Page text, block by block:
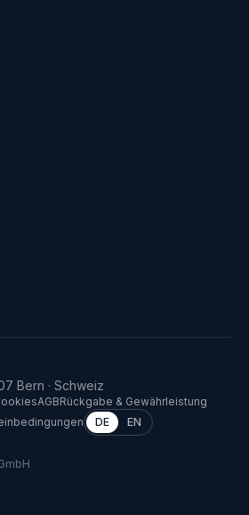
Bern · Schweiz
AGBRückgabe & Gewährleistung
DE EN